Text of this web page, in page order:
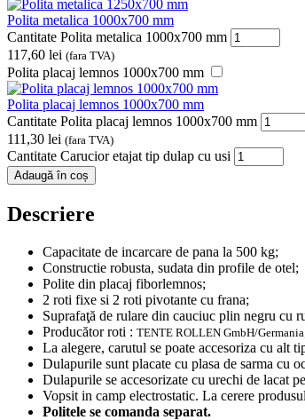
Polita metalica 1000x700 mm
Cantitate Polita metalica 1000x700 mm
117,60 lei (fara TVA)
Polita placaj lemnos 1000x700 mm
Polita placaj lemnos 1000x700 mm
Cantitate Polita placaj lemnos 1000x700 mm
111,30 lei (fara TVA)
Cantitate Carucior etajat tip dulap cu usi
Adaugă în coș
Descriere
Capacitate de incarcare de pana la 500 kg;
Constructie robusta, sudata din profile de otel;
Polite din placaj fiborlemnos;
2 roti fixe si 2 roti pivotante cu frana;
Suprafaţă de rulare din cauciuc plin negru cu
Producător roti : TENTE ROLLEN GmbH/
La alegere, carutul se poate accesoriza cu alt
Dulapurile sunt placate cu plasa de sarma cu
Dulapurile se accesorizate cu urechi de lacat
Vopsit in camp electrostatic. La cerere
Politele se comanda separat.